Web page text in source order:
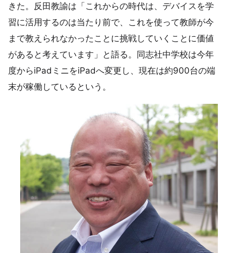
きた。反田教諭は「これからの時代は、デバイスを学
習に活用するのは当たり前で、これを使って教師が今
まで教えられなかったことに挑戦していくことに価値
があると考えています」と語る。同志社中学校は今年
度からiPadミニをiPadへ変更し、現在は約900台の端
末が稼働しているという。